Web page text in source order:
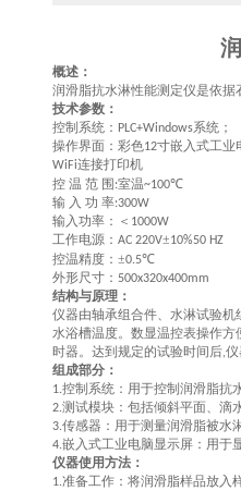
概述：
润滑脂抗水淋性能测定仪是依据
技术参数：
控制系统： PLC+Windows系统；
操作界面：彩色12寸嵌入式工业
WiFi连接打印机
控 温 范 围 :室温~100℃
输 入 功 率:300W
输入功率：＜ 1000W
工作电源： AC 220V±10%50 HZ
控温精度：±0.5℃
外形尺寸： 500x320x400mm
结构与原理：
仪器由轴承组合件、水淋试验
水浴槽温度。数显温控表操作方
时器。达到规定的试验时间后,
组成部分：
1.控制系统：用于控制润滑脂抗
2.测试模块：包括倾斜平面、滴
3.传感器：用于测量润滑脂被水
4.嵌入式工业电脑显示屏：用于
仪器使用方法：
1.准备工作：将润滑脂样品放入